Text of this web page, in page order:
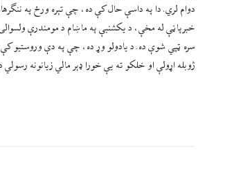
دوام لري. دا په داسې حال کې ده، چې تېره ورځ په
خبرپاڼې له مخې، د یکشنبې په ماښام د مومندرې
سره ټپي شوې ده. د یادولو وړ ده، چې په دې وروستیو کې
ژوبله اړولې او خلکو ته یې خورا ډېر مالي زیانونه